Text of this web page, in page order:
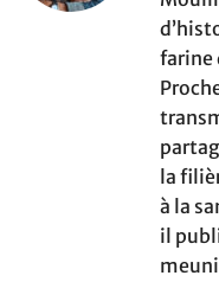
farine
la
à la
il